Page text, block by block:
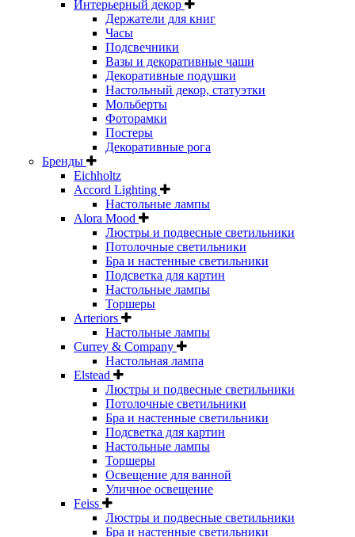
Интерьерный декор
Держатели для книг
Часы
Подсвечники
Вазы и декоративные чаши
Декоративные подушки
Настольный декор, статуэтки
Мольберты
Фоторамки
Постеры
Декоративные рога
Бренды
Eichholtz
Accord Lighting
Настольные лампы
Alora Mood
Люстры и подвесные светильники
Потолочные светильники
Бра и настенные светильники
Подсветка для картин
Настольные лампы
Торшеры
Arteriors
Настольные лампы
Currey & Company
Настольная лампа
Elstead
Люстры и подвесные светильники
Потолочные светильники
Бра и настенные светильники
Подсветка для картин
Настольные лампы
Торшеры
Освещение для ванной
Уличное освещение
Feiss
Люстры и подвесные светильники
Бра и настенные светильники